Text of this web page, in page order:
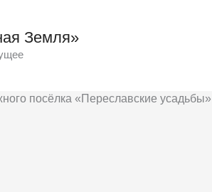
Земля»
посёлка «Переславские усадьбы»